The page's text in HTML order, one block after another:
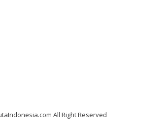
All Right Reserved